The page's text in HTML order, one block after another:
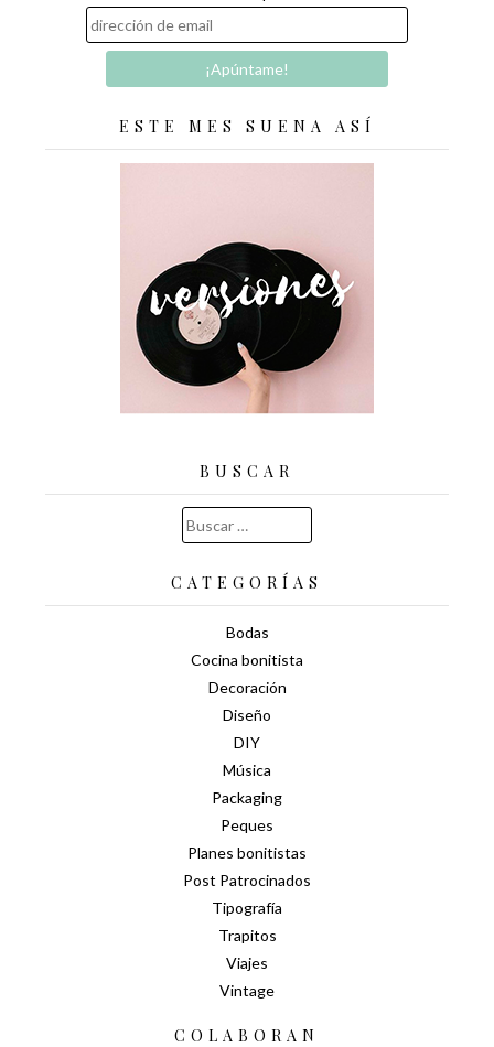
ESTE MES SUENA ASÍ
BUSCAR
Buscar:
CATEGORÍAS
Bodas
Cocina bonitista
Decoración
Diseño
DIY
Música
Packaging
Peques
Planes bonitistas
Post Patrocinados
Tipografía
Trapitos
Viajes
Vintage
COLABORAN